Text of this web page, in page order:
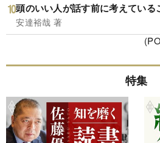
頭のいい人が話す前に考えている
安達裕哉 著
特集